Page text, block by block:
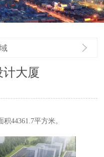
大厦
44361.7平方米。